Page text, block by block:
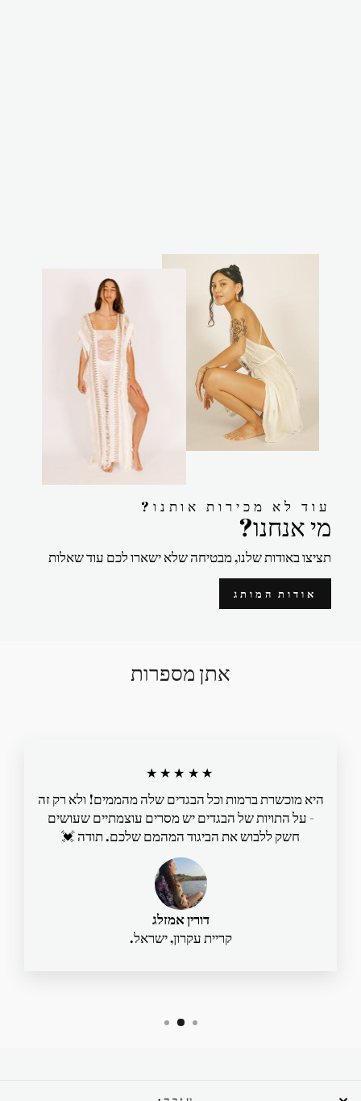
?עוד לא מכירות אותנו
?מי אנחנו
תציצו באודות שלנו, מבטיחה שלא ישארו לכם עוד שאלות
אודות המותג
אתן מספרות
★★★★★
היא מוכשרת ברמות וכל הבגדים שלה מהממים! ולא רק זה
- על התויות של הבגדים יש מסרים עוצמתיים שעושים
חשק ללבוש את הביגוד המהמם שלכם. תודה 💓
דורין אמזלג
קריית עקרון, ישראל.